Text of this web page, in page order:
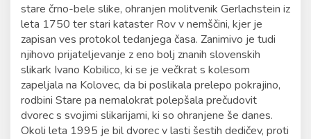
stare črno-bele slike, ohranjen molitvenik Gerlachstein iz
leta 1750 ter stari kataster Rov v nemščini, kjer je
zapisan ves protokol tedanjega časa. Zanimivo je tudi
njihovo prijateljevanje z eno bolj znanih slovenskih
slikark Ivano Kobilico, ki se je večkrat s kolesom
zapeljala na Kolovec, da bi poslikala prelepo pokrajino,
rodbini Stare pa nemalokrat polepšala prečudovit
dvorec s svojimi slikarijami, ki so ohranjene še danes.
Okoli leta 1995 je bil dvorec v lasti šestih dedičev, proti